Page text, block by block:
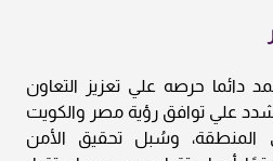
دائما حرصه علي تعزيز التعاون
علي توافق رؤية مصر والكويت
المنطقة، وسُبل تحقيق الأمن